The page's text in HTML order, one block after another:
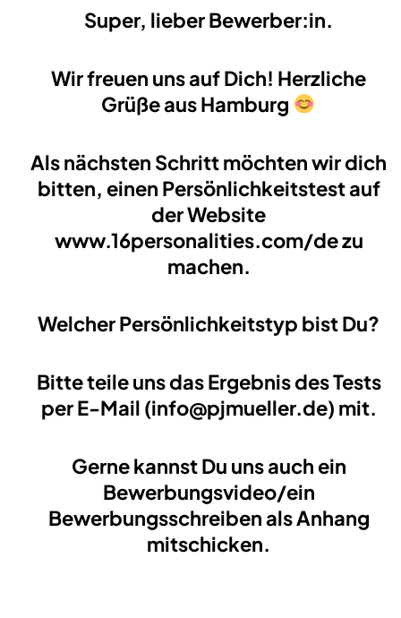
Super, lieber Bewerber:in.
Wir freuen uns auf Dich! Herzliche
Grüße aus Hamburg
Als nächsten Schritt möchten wir dich
bitten, einen Persönlichkeitstest auf
der Website
www.16personalities.com/de zu
machen.
Welcher Persönlichkeitstyp bist Du?
Bitte teile uns das Ergebnis des Tests
per E-Mail (info@pjmueller.de) mit.
Gerne kannst Du uns auch ein
Bewerbungsvideo/ein
Bewerbungsschreiben als Anhang
mitschicken.